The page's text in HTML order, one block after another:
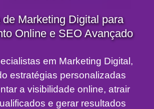
Marketing Digital para
Online e SEO Avançado
em Marketing Digital,
estratégias personalizadas
a visibilidade online, atrair
e gerar resultados